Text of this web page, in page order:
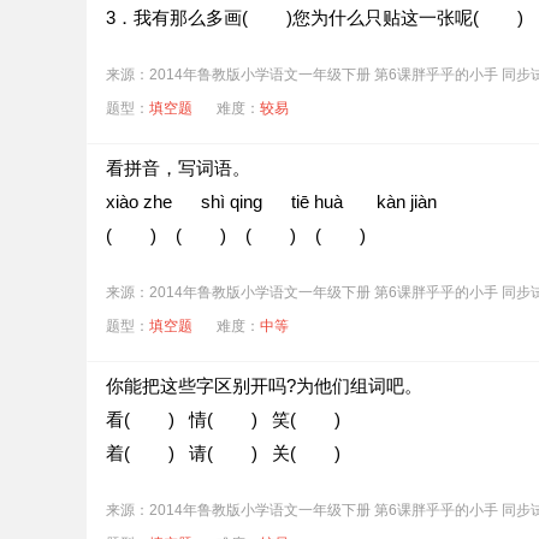
3．我有那么多画( )您为什么只贴这一张呢( )
来源：2014年鲁教版小学语文一年级下册 第6课胖乎乎的小手 同步
题型： 填空题 难度： 较易
看拼音，写词语。
xiào zhe shì qing tiē huà kàn jiàn
( ) ( ) ( ) ( )
来源：2014年鲁教版小学语文一年级下册 第6课胖乎乎的小手 同步
题型： 填空题 难度： 中等
你能把这些字区别开吗?为他们组词吧。
看( ) 情( ) 笑( )
着( ) 请( ) 关( )
来源：2014年鲁教版小学语文一年级下册 第6课胖乎乎的小手 同步